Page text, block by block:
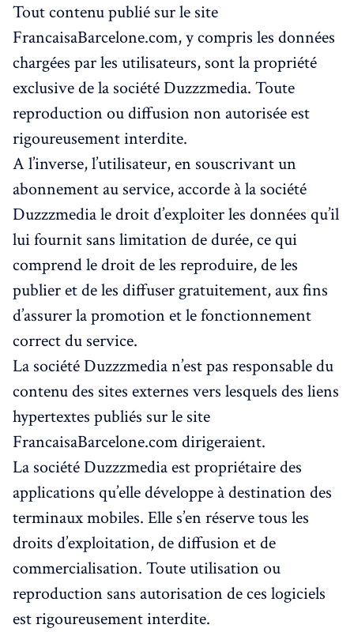
Tout contenu publié sur le site
FrancaisaBarcelone.com, y compris les données
chargées par les utilisateurs, sont la propriété
exclusive de la société Duzzzmedia. Toute
reproduction ou diffusion non autorisée est
rigoureusement interdite.
A l’inverse, l’utilisateur, en souscrivant un
abonnement au service, accorde à la société
Duzzzmedia le droit d’exploiter les données qu’il
lui fournit sans limitation de durée, ce qui
comprend le droit de les reproduire, de les
publier et de les diffuser gratuitement, aux fins
d’assurer la promotion et le fonctionnement
correct du service.
La société Duzzzmedia n’est pas responsable du
contenu des sites externes vers lesquels des liens
hypertextes publiés sur le site
FrancaisaBarcelone.com dirigeraient.
La société Duzzzmedia est propriétaire des
applications qu’elle développe à destination des
terminaux mobiles. Elle s’en réserve tous les
droits d’exploitation, de diffusion et de
commercialisation. Toute utilisation ou
reproduction sans autorisation de ces logiciels
est rigoureusement interdite.